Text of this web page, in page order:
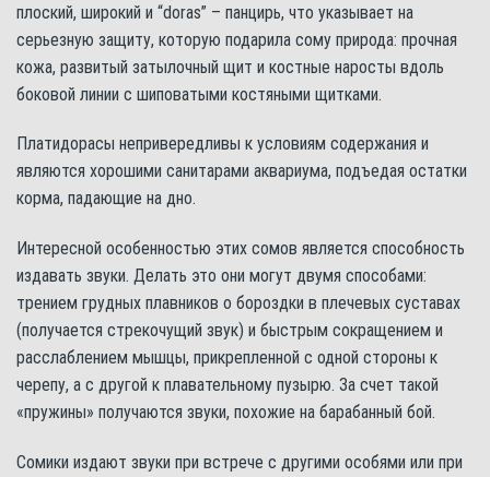
плоский, широкий и “doras” – панцирь, что указывает на
серьезную защиту, которую подарила сому природа: прочная
кожа, развитый затылочный щит и костные наросты вдоль
боковой линии с шиповатыми костяными щитками.
Платидорасы непривередливы к условиям содержания и
являются хорошими санитарами аквариума, подъедая остатки
корма, падающие на дно.
Интересной особенностью этих сомов является способность
издавать звуки. Делать это они могут двумя способами:
трением грудных плавников о бороздки в плечевых суставах
(получается стрекочущий звук) и быстрым сокращением и
расслаблением мышцы, прикрепленной с одной стороны к
черепу, а с другой к плавательному пузырю. За счет такой
«пружины» получаются звуки, похожие на барабанный бой.
Сомики издают звуки при встрече с другими особями или при